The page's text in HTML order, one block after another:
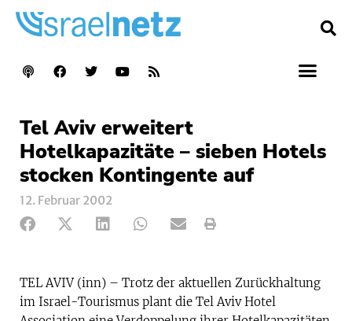
Tel Aviv erweitert
Hotelkapazitäte – sieben Hotels
stocken Kontingente auf
12. Februar 2002
TEL AVIV (inn) – Trotz der aktuellen Zurückhaltung
im Israel-Tourismus plant die Tel Aviv Hotel